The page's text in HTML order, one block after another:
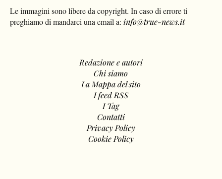
Le immagini sono libere da copyright. In caso di errore ti
preghiamo di mandarci una email a: info@true-news.it
Redazione e autori
Chi siamo
La Mappa del sito
I feed RSS
I Tag
Contatti
Privacy Policy
Cookie Policy